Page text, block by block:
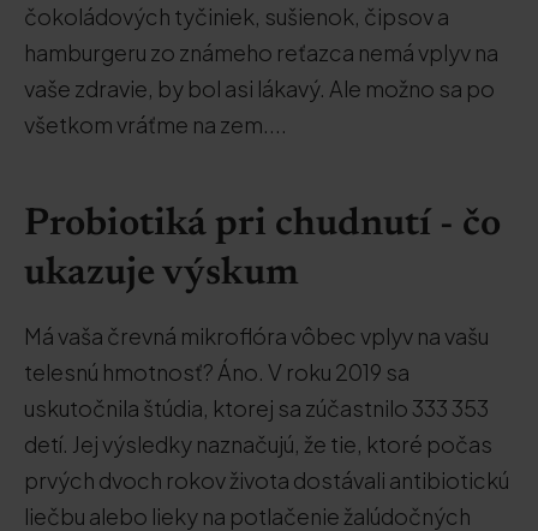
čokoládových tyčiniek, sušienok, čipsov a
hamburgeru zo známeho reťazca nemá vplyv na
vaše zdravie, by bol asi lákavý. Ale možno sa po
všetkom vráťme na zem....
Probiotiká pri chudnutí - čo
ukazuje výskum
Má vaša črevná mikroflóra vôbec vplyv na vašu
telesnú hmotnosť? Áno. V roku 2019 sa
uskutočnila štúdia, ktorej sa zúčastnilo 333 353
detí. Jej výsledky naznačujú, že tie, ktoré počas
prvých dvoch rokov života dostávali antibiotickú
liečbu alebo lieky na potlačenie žalúdočných